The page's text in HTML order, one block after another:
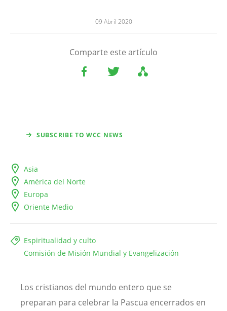
09 Abril 2020
Comparte este artículo
SUBSCRIBE TO WCC NEWS
Asia
América del Norte
Europa
Oriente Medio
Espiritualidad y culto
Comisión de Misión Mundial y Evangelización
Los cristianos del mundo entero que se
preparan para celebrar la Pascua encerrados en